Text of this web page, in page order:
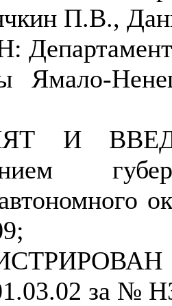
П.В.,
Ямало-
И
за №